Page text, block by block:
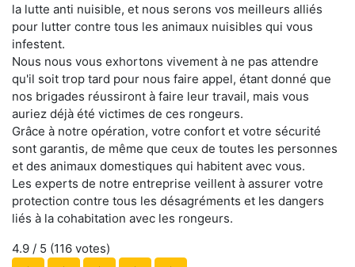
la lutte anti nuisible, et nous serons vos meilleurs alliés
pour lutter contre tous les animaux nuisibles qui vous
infestent.
Nous nous vous exhortons vivement à ne pas attendre
qu'il soit trop tard pour nous faire appel, étant donné que
nos brigades réussiront à faire leur travail, mais vous
auriez déjà été victimes de ces rongeurs.
Grâce à notre opération, votre confort et votre sécurité
sont garantis, de même que ceux de toutes les personnes
et des animaux domestiques qui habitent avec vous.
Les experts de notre entreprise veillent à assurer votre
protection contre tous les désagréments et les dangers
liés à la cohabitation avec les rongeurs.
4.9 / 5 (116 votes)